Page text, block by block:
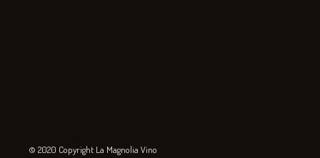
© 2020 Copyright La Magnolia Vino